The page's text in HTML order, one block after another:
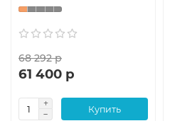
68 292 р
61 400 р
Купить